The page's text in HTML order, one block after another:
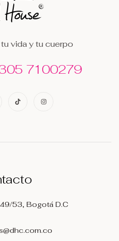
vida y tu cuerpo
7100279
53, Bogotá D.C